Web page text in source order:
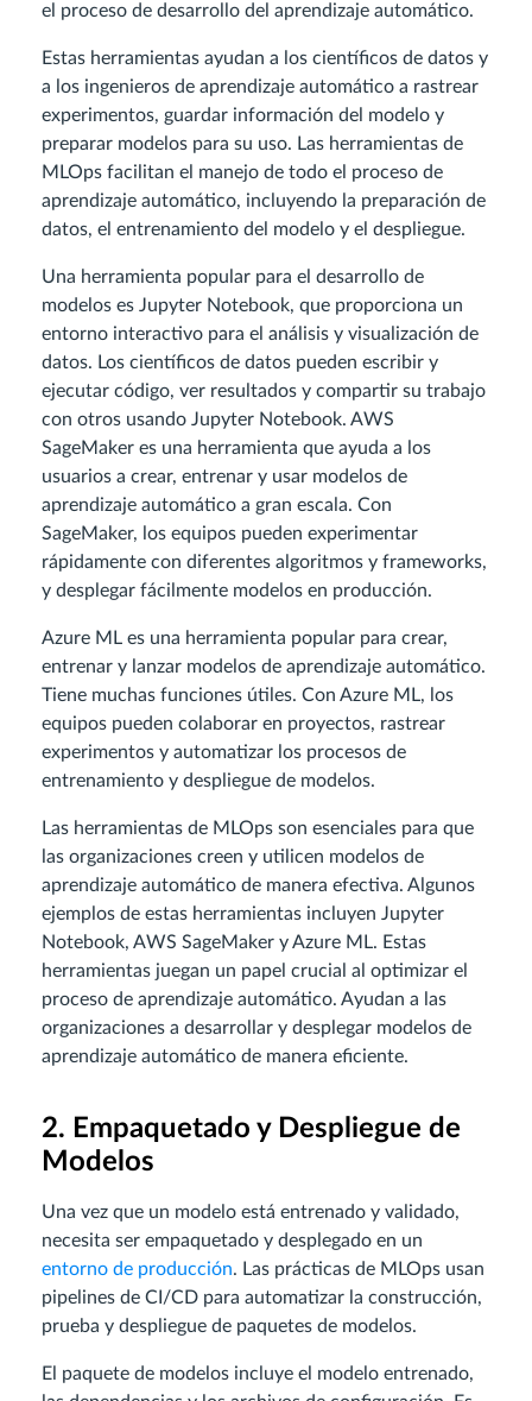
el proceso de desarrollo del aprendizaje automático.
Estas herramientas ayudan a los científicos de datos y
a los ingenieros de aprendizaje automático a rastrear
experimentos, guardar información del modelo y
preparar modelos para su uso. Las herramientas de
MLOps facilitan el manejo de todo el proceso de
aprendizaje automático, incluyendo la preparación de
datos, el entrenamiento del modelo y el despliegue.
Una herramienta popular para el desarrollo de
modelos es Jupyter Notebook, que proporciona un
entorno interactivo para el análisis y visualización de
datos. Los científicos de datos pueden escribir y
ejecutar código, ver resultados y compartir su trabajo
con otros usando Jupyter Notebook. AWS
SageMaker es una herramienta que ayuda a los
usuarios a crear, entrenar y usar modelos de
aprendizaje automático a gran escala. Con
SageMaker, los equipos pueden experimentar
rápidamente con diferentes algoritmos y frameworks,
y desplegar fácilmente modelos en producción.
Azure ML es una herramienta popular para crear,
entrenar y lanzar modelos de aprendizaje automático.
Tiene muchas funciones útiles. Con Azure ML, los
equipos pueden colaborar en proyectos, rastrear
experimentos y automatizar los procesos de
entrenamiento y despliegue de modelos.
Las herramientas de MLOps son esenciales para que
las organizaciones creen y utilicen modelos de
aprendizaje automático de manera efectiva. Algunos
ejemplos de estas herramientas incluyen Jupyter
Notebook, AWS SageMaker y Azure ML. Estas
herramientas juegan un papel crucial al optimizar el
proceso de aprendizaje automático. Ayudan a las
organizaciones a desarrollar y desplegar modelos de
aprendizaje automático de manera eficiente.
2. Empaquetado y Despliegue de
Modelos
Una vez que un modelo está entrenado y validado,
necesita ser empaquetado y desplegado en un
entorno de producción. Las prácticas de MLOps usan
pipelines de CI/CD para automatizar la construcción,
prueba y despliegue de paquetes de modelos.
El paquete de modelos incluye el modelo entrenado,